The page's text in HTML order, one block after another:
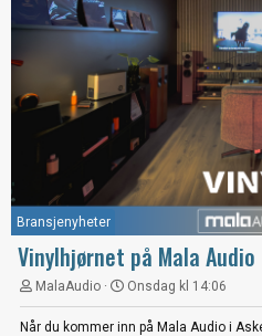
Bransjenyheter
Vinylhjørnet på Mala Audio
MalaAudio Onsdag kl 14:06
Når du kommer inn på Mala Audio i